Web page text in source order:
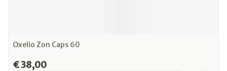
Oxelio Zon Caps 60
€ 38,00